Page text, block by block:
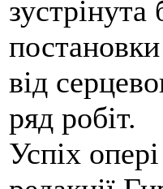
від
ряд робіт.
Успіх